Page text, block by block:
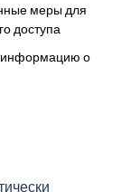
меры для
доступа
информацию о